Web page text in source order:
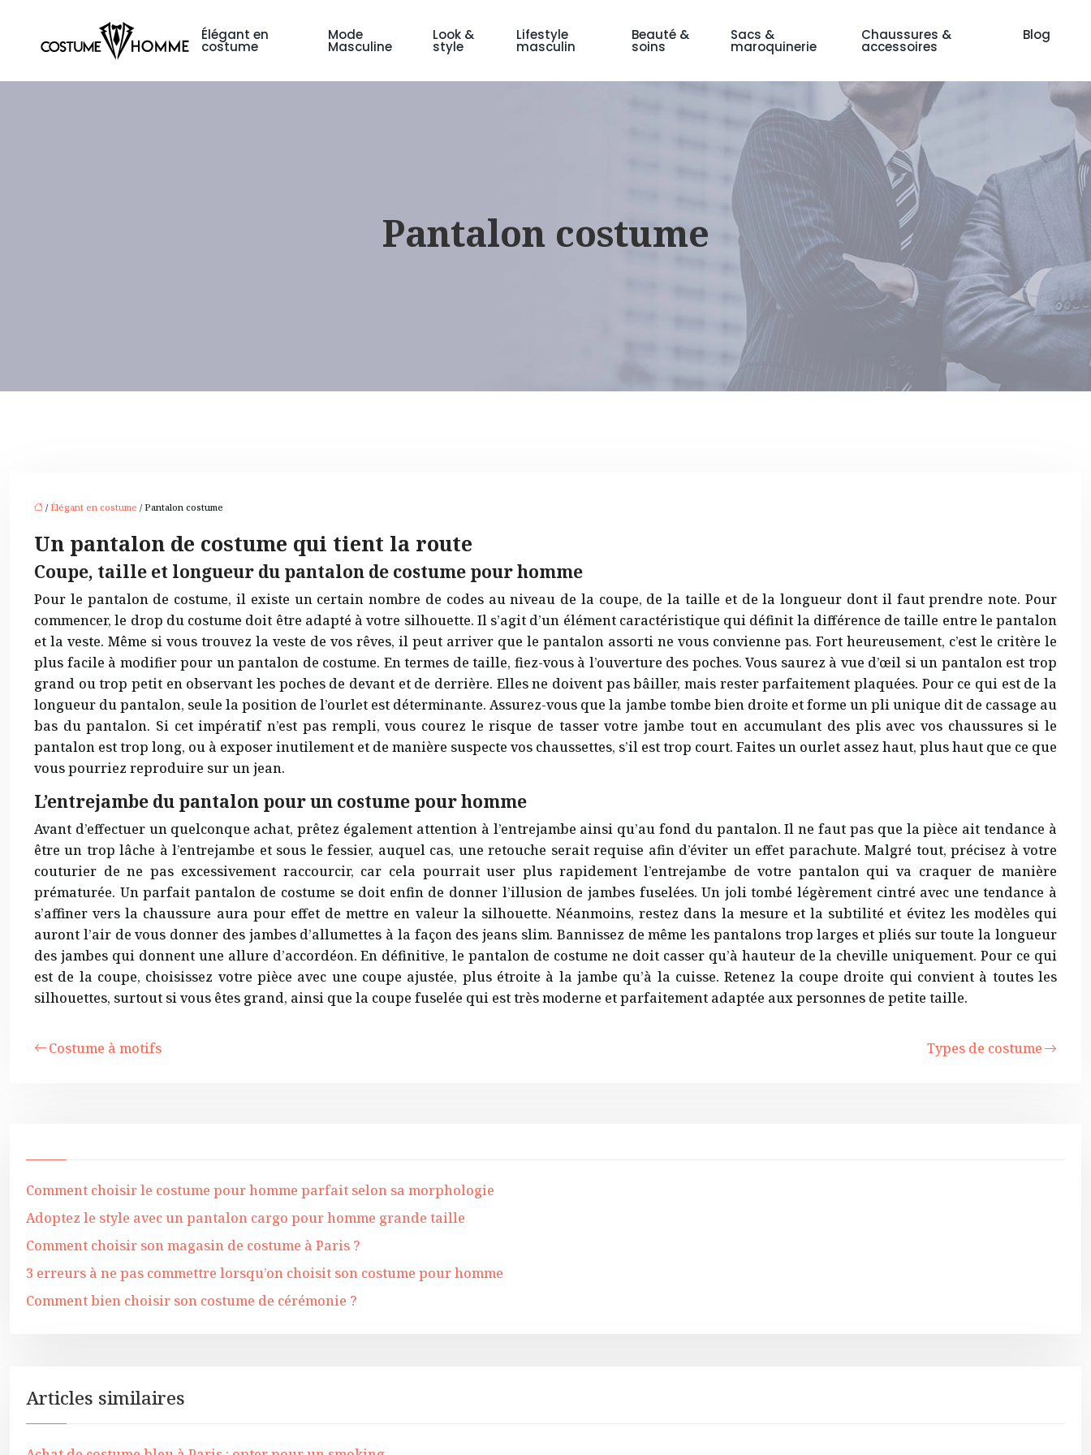
Élégant en
costume
Mode
Masculine
Look &
style
Lifestyle
masculin
Beauté &
soins
Sacs &
maroquinerie
Chaussures &
accessoires
Blog
Pantalon costume
/ Élégant en costume / Pantalon costume
Un pantalon de costume qui tient la route
Coupe, taille et longueur du pantalon de costume pour homme
Pour le pantalon de costume, il existe un certain nombre de codes au niveau de la coupe, de la taille et de la longueur dont il faut prendre note. Pour
commencer, le drop du costume doit être adapté à votre silhouette. Il s’agit d’un élément caractéristique qui définit la différence de taille entre le pantalon
et la veste. Même si vous trouvez la veste de vos rêves, il peut arriver que le pantalon assorti ne vous convienne pas. Fort heureusement, c’est le critère le
plus facile à modifier pour un pantalon de costume. En termes de taille, fiez-vous à l’ouverture des poches. Vous saurez à vue d’œil si un pantalon est trop
grand ou trop petit en observant les poches de devant et de derrière. Elles ne doivent pas bâiller, mais rester parfaitement plaquées. Pour ce qui est de la
longueur du pantalon, seule la position de l’ourlet est déterminante. Assurez-vous que la jambe tombe bien droite et forme un pli unique dit de cassage au
bas du pantalon. Si cet impératif n’est pas rempli, vous courez le risque de tasser votre jambe tout en accumulant des plis avec vos chaussures si le
pantalon est trop long, ou à exposer inutilement et de manière suspecte vos chaussettes, s’il est trop court. Faites un ourlet assez haut, plus haut que ce que
vous pourriez reproduire sur un jean.
L’entrejambe du pantalon pour un costume pour homme
Avant d’effectuer un quelconque achat, prêtez également attention à l’entrejambe ainsi qu’au fond du pantalon. Il ne faut pas que la pièce ait tendance à
être un trop lâche à l’entrejambe et sous le fessier, auquel cas, une retouche serait requise afin d’éviter un effet parachute. Malgré tout, précisez à votre
couturier de ne pas excessivement raccourcir, car cela pourrait user plus rapidement l’entrejambe de votre pantalon qui va craquer de manière
prématurée. Un parfait pantalon de costume se doit enfin de donner l’illusion de jambes fuselées. Un joli tombé légèrement cintré avec une tendance à
s’affiner vers la chaussure aura pour effet de mettre en valeur la silhouette. Néanmoins, restez dans la mesure et la subtilité et évitez les modèles qui
auront l’air de vous donner des jambes d’allumettes à la façon des jeans slim. Bannissez de même les pantalons trop larges et pliés sur toute la longueur
des jambes qui donnent une allure d’accordéon. En définitive, le pantalon de costume ne doit casser qu’à hauteur de la cheville uniquement. Pour ce qui
est de la coupe, choisissez votre pièce avec une coupe ajustée, plus étroite à la jambe qu’à la cuisse. Retenez la coupe droite qui convient à toutes les
silhouettes, surtout si vous êtes grand, ainsi que la coupe fuselée qui est très moderne et parfaitement adaptée aux personnes de petite taille.
Costume à motifs Types de costume
Comment choisir le costume pour homme parfait selon sa morphologie
Adoptez le style avec un pantalon cargo pour homme grande taille
Comment choisir son magasin de costume à Paris ?
3 erreurs à ne pas commettre lorsqu’on choisit son costume pour homme
Comment bien choisir son costume de cérémonie ?
Articles similaires